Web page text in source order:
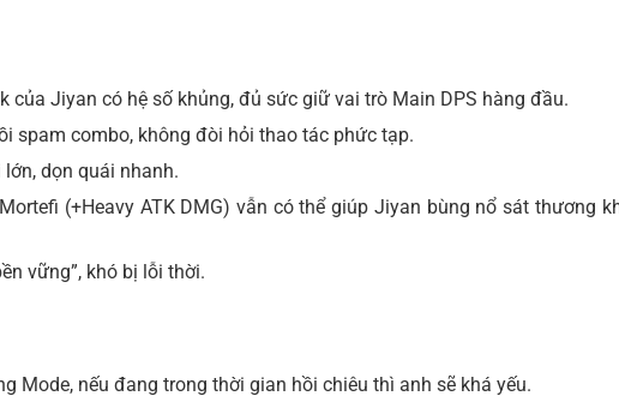
của Jiyan có hệ số khủng, đủ sức giữ vai trò Main DPS hàng đầu.
spam combo, không đòi hỏi thao tác phức tạp.
dọn quái nhanh.
(+Heavy ATK DMG) vẫn có thể giúp Jiyan bùng nổ sát thương
vững”, khó bị lỗi thời.
Mode, nếu đang trong thời gian hồi chiêu thì anh sẽ khá yếu.